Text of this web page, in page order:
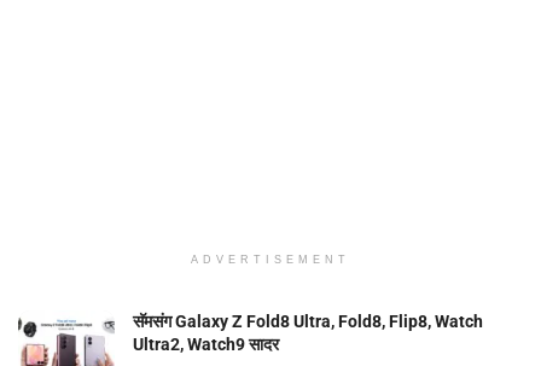
ADVERTISEMENT
सॅमसंग Galaxy Z Fold8 Ultra, Fold8, Flip8, Watch
Ultra2, Watch9 सादर